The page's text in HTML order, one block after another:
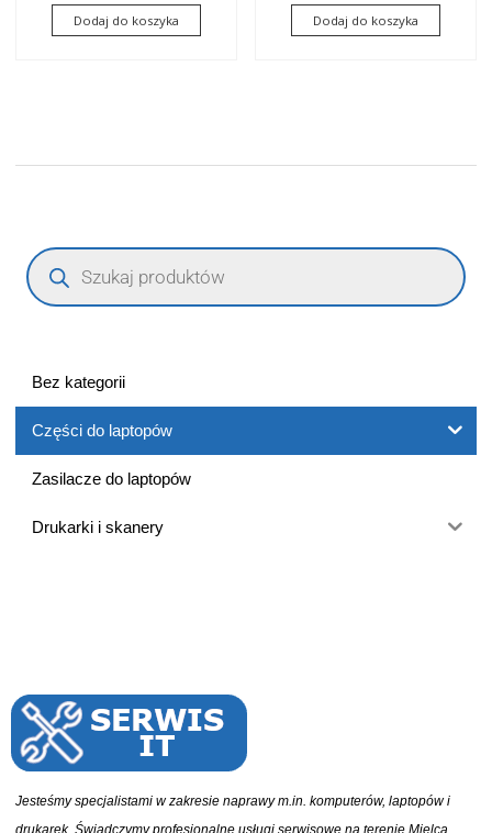
Dodaj do koszyka Dodaj do koszyka
Bez kategorii
Części do laptopów
Zasilacze do laptopów
Drukarki i skanery
Jesteśmy specjalistami w zakresie naprawy m.in. komputerów, laptopów i
drukarek. Świadczymy profesjonalne usługi serwisowe na terenie Mielca